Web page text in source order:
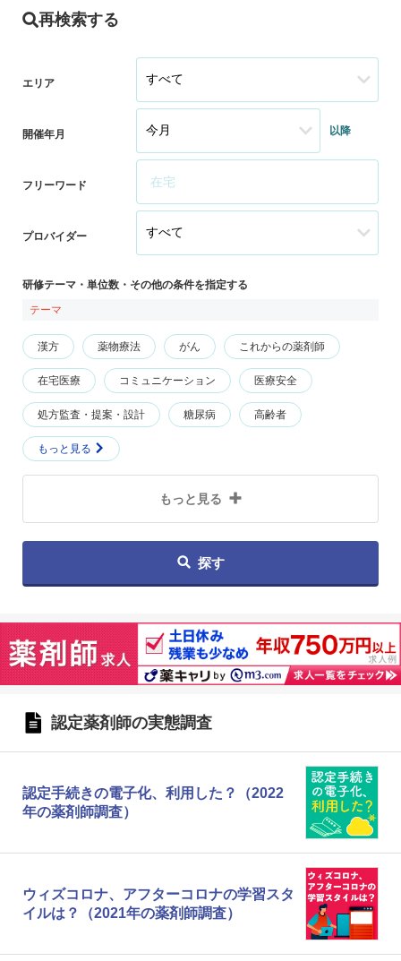
再検索する
エリア
開催年月 以降
フリーワード
プロバイダー
研修テーマ・単位数・その他の条件を指定する
テーマ
漢方 薬物療法 がん これからの薬剤師
在宅医療 コミュニケーション 医療安全
処方監査・提案・設計 糖尿病 高齢者
もっと見る
もっと見る
探す
認定薬剤師の実態調査
認定手続きの電子化、利用した？（2022
年の薬剤師調査）
ウィズコロナ、アフターコロナの学習スタ
イルは？（2021年の薬剤師調査）